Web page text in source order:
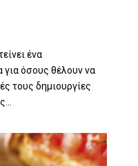
ένα
όσους θέλουν να
τους δημιουργίες